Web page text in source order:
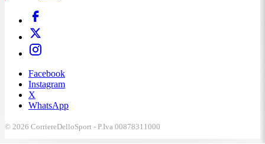
Facebook
Instagram
X
WhatsApp
© 2026 CorriereDelloSport - P.Iva 00878311000